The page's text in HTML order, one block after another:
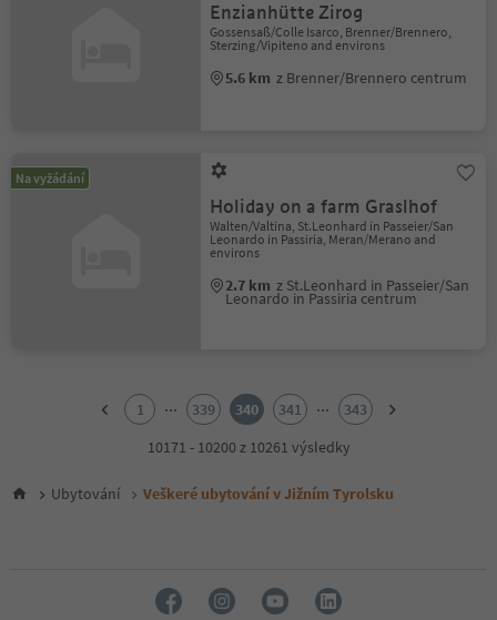
Enzianhütte Zirog
Gossensaß/Colle Isarco, Brenner/Brennero,
Sterzing/Vipiteno and environs
5.6 km z Brenner/Brennero centrum
Na vyžádání
Holiday on a farm Graslhof
Walten/Valtina, St.Leonhard in Passeier/San
Leonardo in Passiria, Meran/Merano and
environs
2.7 km z St.Leonhard in Passeier/San
Leonardo in Passiria centrum
6
1 ... 339 340 341 ...
343
10171 - 10200 z 10261 výsledky
Ubytování Veškeré ubytování v Jižním Tyrolsku